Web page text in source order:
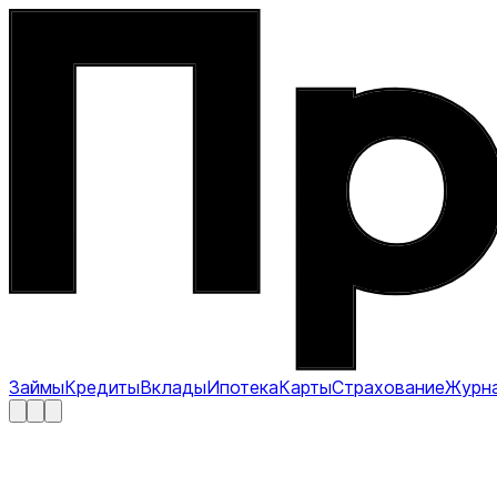
ЗаймыКредитыВкладыИпотекаКартыСтрахование